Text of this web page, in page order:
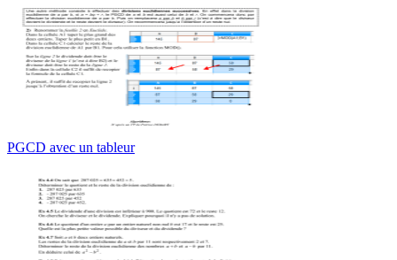
PGCD avec un tableur